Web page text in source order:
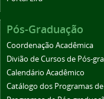
Pós-Graduação
Coordenação Acadêmica
Divião de Cursos de Pós-
Calendário Acadêmico
Catálogo dos Programas